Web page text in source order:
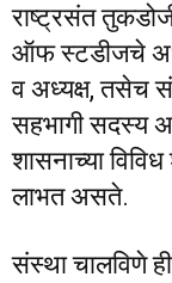
राष्ट्रसंत तुकडोजी
ऑफ स्टडीजचे
व अध्यक्ष, तसेच संत
सहभागी सदस्य
शासनाच्या विविध
लाभत असते.
संस्था चालविणे